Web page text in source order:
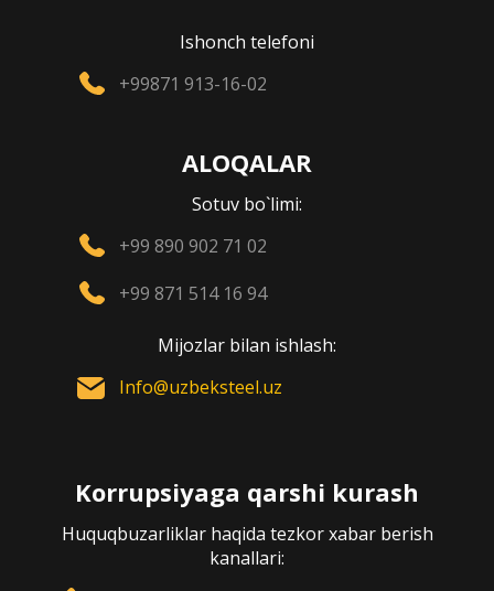
Ishonch telefoni
+99871 913-16-02
ALOQALAR
Sotuv bo`limi:
+99 890 902 71 02
+99 871 514 16 94
Mijozlar bilan ishlash:
Info@uzbeksteel.uz
Korrupsiyaga qarshi kurash
Huquqbuzarliklar haqida tezkor xabar berish
kanallari: